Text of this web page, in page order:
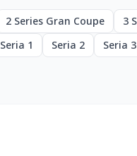
2 Series Gran Coupe 3
Seria 1 Seria 2 Seria 3